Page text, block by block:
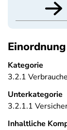
Kategorie
3.2.1
Unterkategorie
3.2.1.1
Inhaltliche